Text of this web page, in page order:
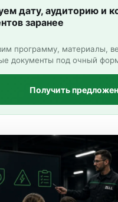
дату, аудиторию и
заранее
программу, материалы,
документы под очный
Получить